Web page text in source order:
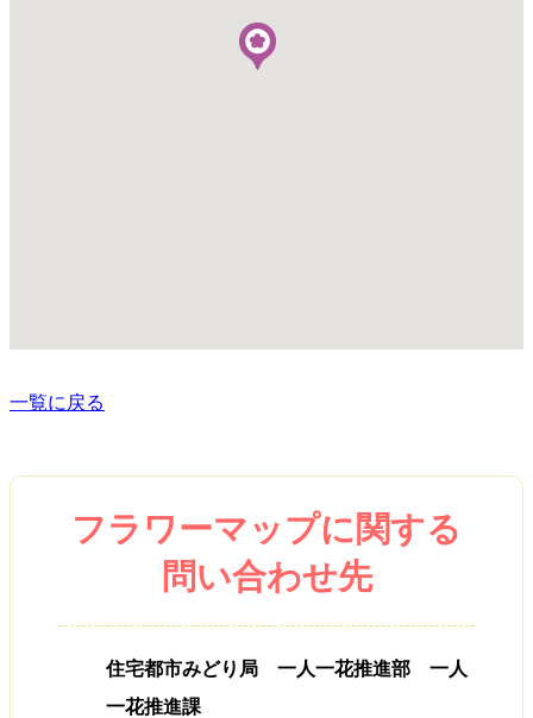
一覧に戻る
フラワーマップに関する
問い合わせ先
住宅都市みどり局 一人一花推進部 一人
一花推進課